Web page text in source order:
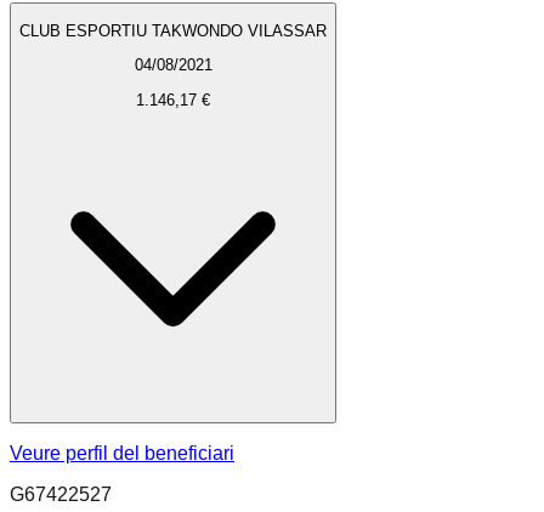
CLUB ESPORTIU TAKWONDO VILASSAR
04/08/2021
1.146,17 €
Veure perfil del beneficiari
G67422527